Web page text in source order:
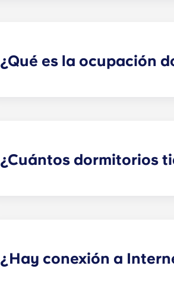
¿Qué es la ocupación
¿Cuántos dormitorios
¿Hay conexión a